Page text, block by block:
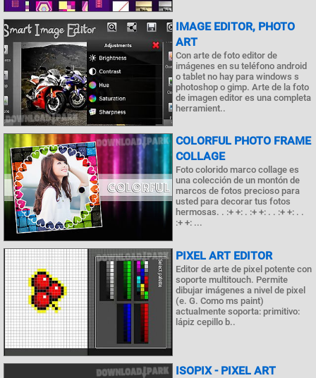
IMAGE EDITOR, PHOTO
ART
Con arte de foto editor de
imágenes en su teléfono android
o tablet no hay para windows s
photoshop o gimp. Arte de la foto
de imagen editor es una completa
herramient..
COLORFUL PHOTO FRAME
COLLAGE
Foto colorido marco collage es
una colección de un montón de
marcos de fotos precioso para
usted para decorar tus fotos
hermosas. . :+ +: . :+ +: . . :+ +: . .
:+ +: ...
PIXEL ART EDITOR
Editor de arte de pixel potente con
soporte multitouch. Permite
dibujar imágenes a nivel de pixel
(e. G. Como ms paint)
actualmente soporta: primitivo:
lápiz cepillo b..
ISOPIX - PIXEL ART